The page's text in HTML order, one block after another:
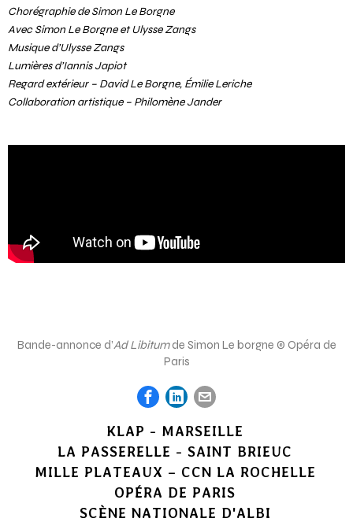
Chorégraphie de Simon Le Borgne
Avec Simon Le Borgne et Ulysse Zangs
Musique d’Ulysse Zangs
Lumières d’Iannis Japiot
Regard extérieur – David Le Borgne, Émilie Leriche
Collaboration artistique – Philomène Jander
Bande-annonce d’Ad Libitumde Simon Le borgne © Opéra de
Paris
KLAP - MARSEILLE
LA PASSERELLE - SAINT BRIEUC
MILLE PLATEAUX – CCN LA ROCHELLE
OPÉRA DE PARIS
SCÈNE NATIONALE D'ALBI